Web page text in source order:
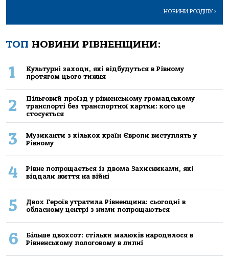
НОВИНИ РОЗДІЛУ>
ТОП НОВИНИ РІВНЕНЩИНИ:
1
Культурні заходи, які відбудуться в Рівному
протягом цього тижня
2
Пільговий проїзд у рівненському громадському
транспорті без транспортної картки: кого це
стосується
3
Музиканти з кількох країн Європи виступлять у
Рівному
4
Рівне попрощається із двома Захисниками, які
віддали життя на війні
5
Двох Героїв утратила Рівненщина: сьогодні в
обласному центрі з ними попрощаються
6
Більше двохсот: стільки малюків народилося в
Рівненському пологовому в липні